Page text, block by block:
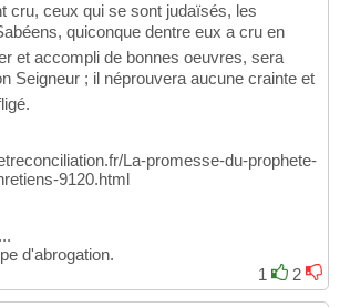
cru, ceux qui se sont judaïsés, les
quiconque dentre eux a cru en
et accompli de bonnes oeuvres, sera
Seigneur ; il néprouvera aucune crainte et
La-promesse-du-prophete-
9120.html
d'abrogation.
1
2